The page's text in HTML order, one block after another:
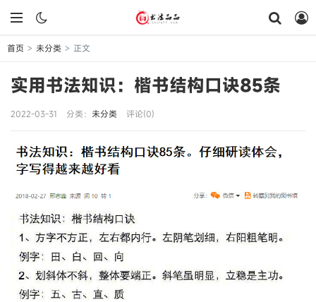
首页 > 未分类 > 正文
实用书法知识：楷书结构口诀85条
2022-03-31 分类： 未分类 评论(0)